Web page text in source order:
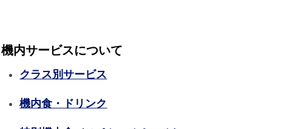
機内サービスについて
クラス別サービス
機内食・ドリンク